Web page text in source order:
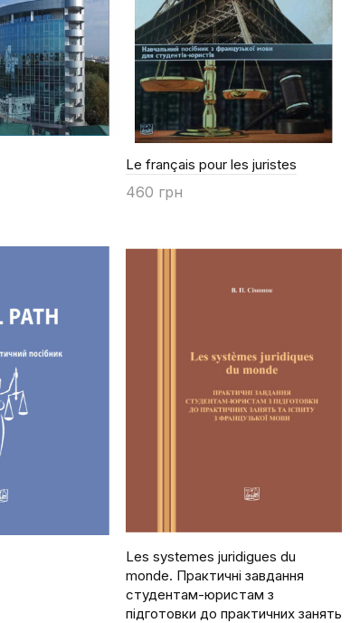
Le français pour les juristes
460 грн
Les systemes juridigues du
monde. Практичні завдання
студентам-юристам з
підготовки до практичних занять